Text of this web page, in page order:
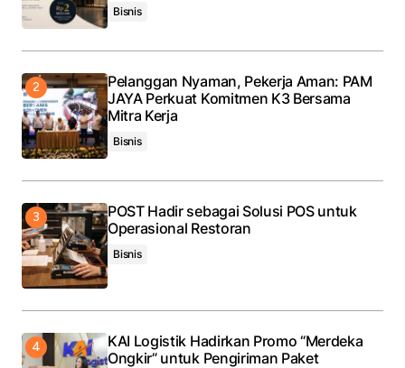
Bisnis
Pelanggan Nyaman, Pekerja Aman: PAM
JAYA Perkuat Komitmen K3 Bersama
Mitra Kerja
Bisnis
POST Hadir sebagai Solusi POS untuk
Operasional Restoran
Bisnis
KAI Logistik Hadirkan Promo “Merdeka
Ongkir” untuk Pengiriman Paket